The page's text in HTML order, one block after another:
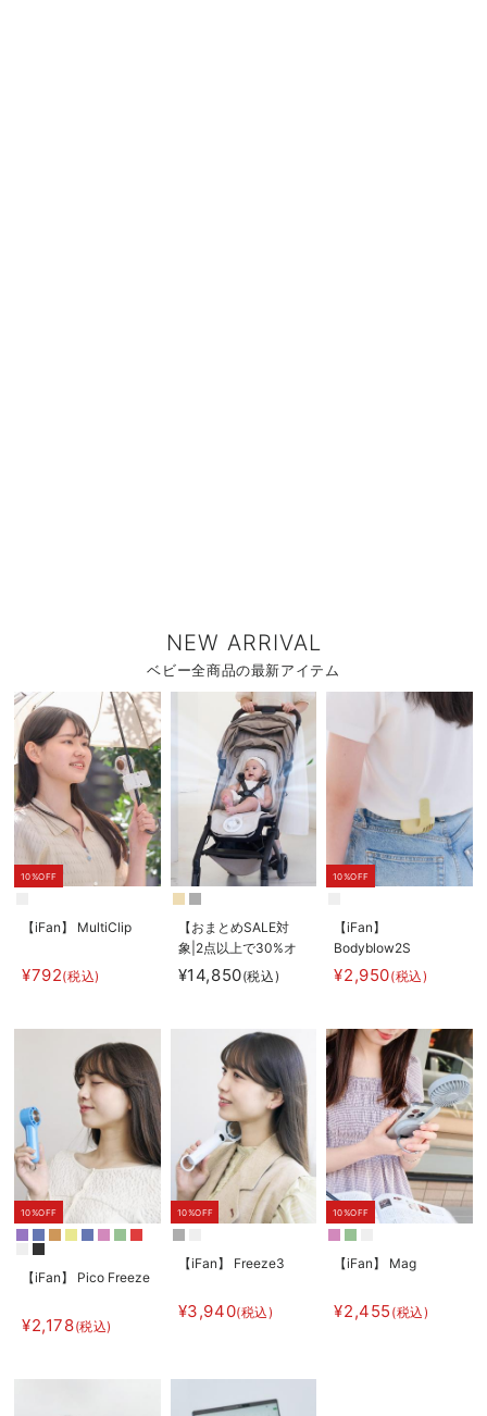
NEW ARRIVAL
ベビー全商品の最新アイテム
10%OFF
【iFan】 MultiClip
¥792(税込)
【おまとめSALE対
象|2点以上で30%オ
フ】【AIRMON】
AIRMON2 プレミア
¥14,850(税込)
10%OFF
【iFan】
Bodyblow2S
¥2,950(税込)
10%OFF
【iFan】 Pico Freeze
¥2,178(税込)
10%OFF
【iFan】 Freeze3
¥3,940(税込)
10%OFF
【iFan】 Mag
¥2,455 (税込)